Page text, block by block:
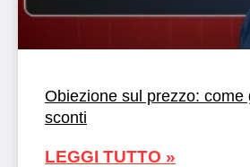
Obiezione sul prezzo: come
sconti
LEGGI TUTTO »